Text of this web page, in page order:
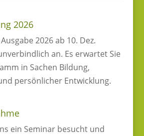
2026
2026 ab 10. Dez.
an. Es erwartet Sie
in Sachen Bildung,
persönlicher Entwicklung.
ein Seminar besucht und